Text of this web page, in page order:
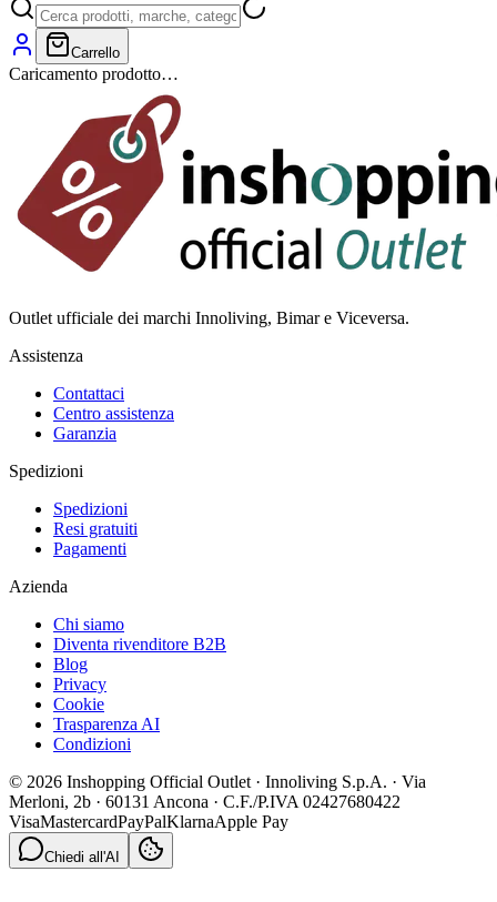
Carrello
Caricamento prodotto…
Outlet ufficiale dei marchi Innoliving, Bimar e Viceversa.
Assistenza
Contattaci
Centro assistenza
Garanzia
Spedizioni
Spedizioni
Resi gratuiti
Pagamenti
Azienda
Chi siamo
Diventa rivenditore B2B
Blog
Privacy
Cookie
Trasparenza AI
Condizioni
© 2026 Inshopping Official Outlet · Innoliving S.p.A. · Via
Merloni, 2b · 60131 Ancona · C.F./P.IVA 02427680422
VisaMastercardPayPalKlarnaApple Pay
Chiedi all'AI